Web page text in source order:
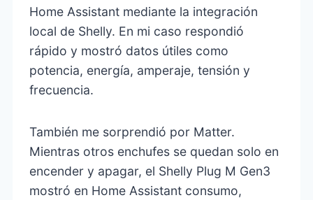
Home Assistant mediante la integración
local de Shelly. En mi caso respondió
rápido y mostró datos útiles como
potencia, energía, amperaje, tensión y
frecuencia.
También me sorprendió por Matter.
Mientras otros enchufes se quedan solo en
encender y apagar, el Shelly Plug M Gen3
mostró en Home Assistant consumo,